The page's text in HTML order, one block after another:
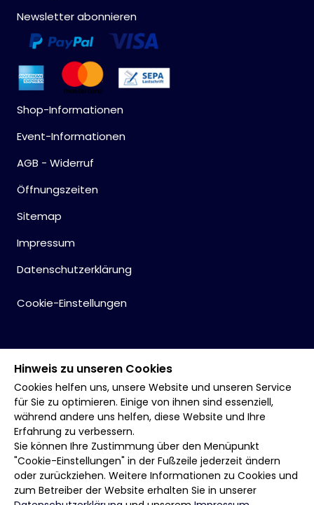
Newsletter abonnieren
Shop-Informationen
Event-Informationen
AGB - Widerruf
Öffnungszeiten
Sitemap
Impressum
Datenschutzerklärung
Cookie-Einstellungen
Hinweis zu unseren Cookies
Cookies helfen uns, unsere Website und unseren Service
für Sie zu optimieren. Einige von ihnen sind essenziell,
während andere uns helfen, diese Website und Ihre
Erfahrung zu verbessern.
Sie können Ihre Zustimmung über den Menüpunkt
"Cookie-Einstellungen" in der Fußzeile jederzeit ändern
oder zurückziehen. Weitere Informationen zu Cookies und
zum Betreiber der Website erhalten Sie in unserer